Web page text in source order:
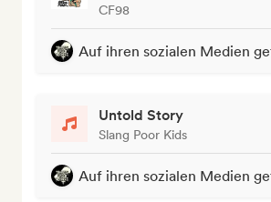
CF98
Auf ihren sozialen Medien
Untold Story
Slang Poor Kids
Auf ihren sozialen Medien